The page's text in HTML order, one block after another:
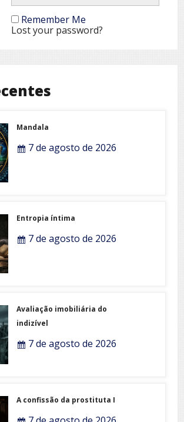
Remember Me
Lost your password?
Mandala
7 de agosto de 2026
Entropia íntima
7 de agosto de 2026
Avaliação imobiliária do
indizível
7 de agosto de 2026
A confissão da prostituta I